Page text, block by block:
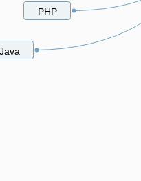
Java
PHP